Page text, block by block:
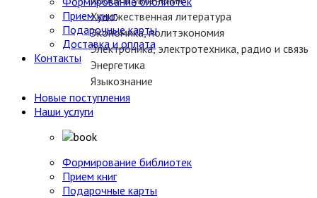
Художественная литература
Экономика, политэкономия
Электроника, электротехника, радио и связь
Энергетика
Языкознание
Новые поступления
Наши услуги
Формирование библиотек
Прием книг
Подарочные карты
Прием книг
Подарочные карты
Доставка и оплата
Контакты